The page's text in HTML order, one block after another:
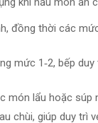
đồng thời các
mức 1‑2, bếp
món lẩu hoặc súp
chùi, giúp duy trì